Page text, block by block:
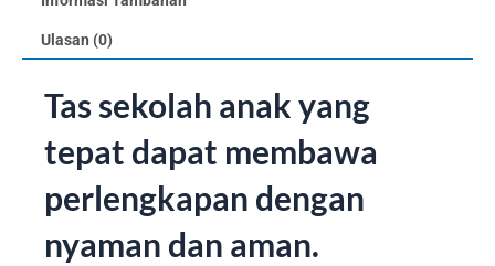
Ulasan (0)
Tas sekolah anak yang
tepat dapat membawa
perlengkapan dengan
nyaman dan aman.